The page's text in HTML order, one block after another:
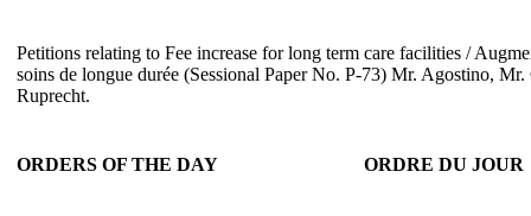
Petitions relating to Fee increase for long term care facilities /
soins de longue durée (Sessional Paper No. P-73) Mr. Agostino,
Ruprecht.
ORDERS OF THE DAY ORDRE DU JOUR